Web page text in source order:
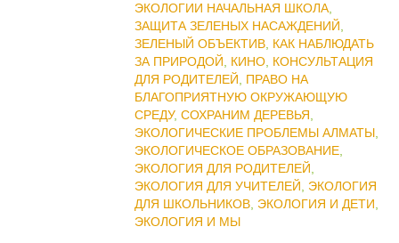
ЭКОЛОГИИ НАЧАЛЬНАЯ ШКОЛА,
ЗАЩИТА ЗЕЛЕНЫХ НАСАЖДЕНИЙ
ЗЕЛЕНЫЙ ОБЪЕКТИВ, КАК НАБЛЮДАТЬ
ЗА ПРИРОДОЙ
КИНО, КОНСУЛЬТАЦИЯ
ДЛЯ РОДИТЕЛЕЙ
ПРАВО НА
БЛАГОПРИЯТНУЮ ОКРУЖАЮЩУЮ
СРЕДУ, СОХРАНИМ ДЕРЕВЬЯ
ЭКОЛОГИЧЕСКИЕ ПРОБЛЕМЫ АЛМАТЫ,
ЭКОЛОГИЧЕСКОЕ ОБРАЗОВАНИЕ,
ЭКОЛОГИЯ ДЛЯ РОДИТЕЛЕЙ
ЭКОЛОГИЯ ДЛЯ УЧИТЕЛЕЙ
ЭКОЛОГИЯ
ДЛЯ ШКОЛЬНИКОВ, ЭКОЛОГИЯ И ДЕТИ
ЭКОЛОГИЯ И МЫ